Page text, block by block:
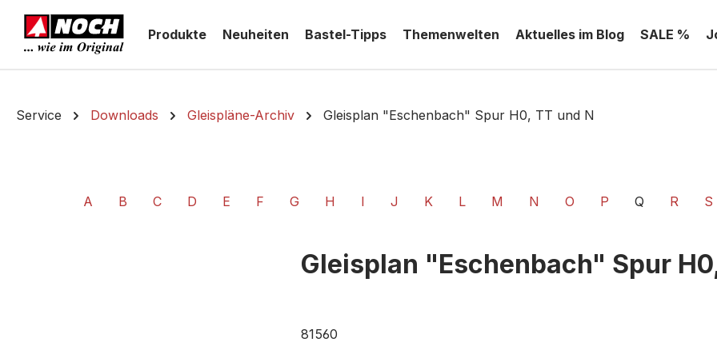
Zur Hauptnavigation springen
Produkte
Neuheiten Bastel-Tipps Themenwelten Aktuelles im Blog SALE %
Service Downloads Gleispläne-Archiv Gleisplan "Eschenbach" Spur H0, TT und N
A B C D E F G H I J K L M N O P Q R S
Gleisplan "Eschenbach" Spur
81560